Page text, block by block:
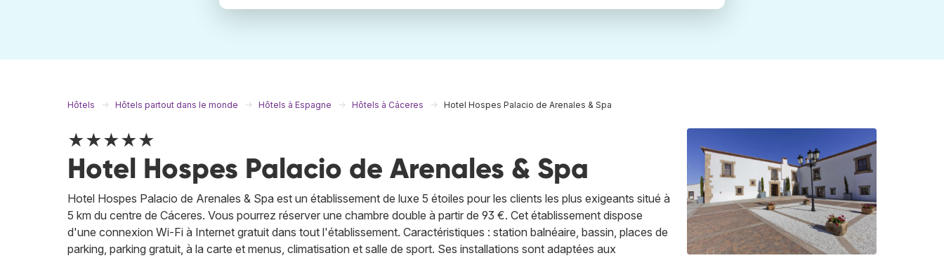
Hôtels Hôtels partout dans le monde Hôtels à Espagne Hôtels à Cáceres Hotel Hospes Palacio de Arenales & Spa
★★★★★
Hotel Hospes Palacio de Arenales & Spa
Hotel Hospes Palacio de Arenales & Spa est un établissement de luxe 5 étoiles pour les clients les plus exigeants situé à
5 km du centre de Cáceres. Vous pourrez réserver une chambre double à partir de 93 €. Cet établissement dispose
d'une connexion Wi-Fi à Internet gratuit dans tout l'établissement. Caractéristiques : station balnéaire, bassin, places de
parking, parking gratuit, à la carte et menus, climatisation et salle de sport. Ses installations sont adaptées aux